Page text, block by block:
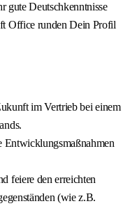
gute Deutschkenntnisse
Office runden Dein Profil
im Vertrieb bei einem
feiere den erreichten
(wie z.B.